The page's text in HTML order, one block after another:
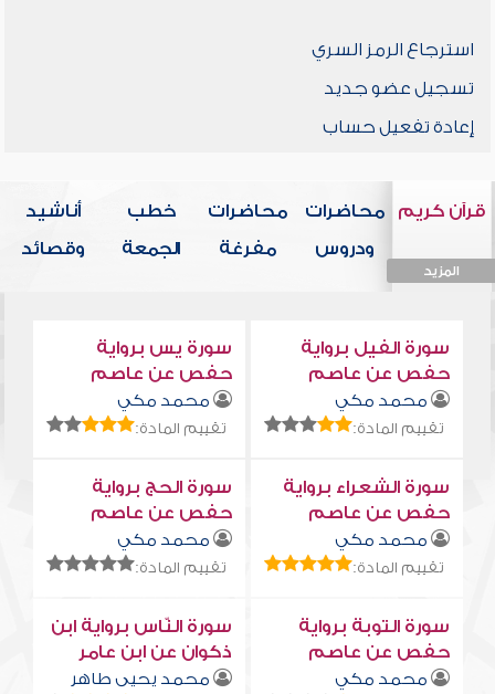
استرجاع الرمز السري
تسجيل عضو جديد
إعادة تفعيل حساب
قرآن كريم
المزيد
محاضرات
ودروس
محاضرات
مفرغة
خطب
الجمعة
أناشيد
وقصائد
سورة الفيل برواية
حفص عن عاصم
محمد مكي
تقييم المادة:
سورة يس برواية
حفص عن عاصم
محمد مكي
تقييم المادة:
سورة الشعراء برواية
حفص عن عاصم
محمد مكي
تقييم المادة:
سورة الحج برواية
حفص عن عاصم
محمد مكي
تقييم المادة:
سورة التوبة برواية
حفص عن عاصم
محمد مكي
سورة النّاس برواية ابن
ذكوان عن ابن عامر
محمد يحيى طاهر